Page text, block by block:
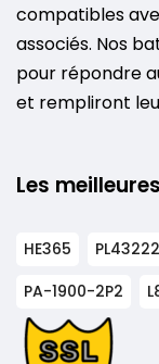
compatibles
associés. Nos
pour répondre
et rempliront
Les
HE365
PA-1900-2P2